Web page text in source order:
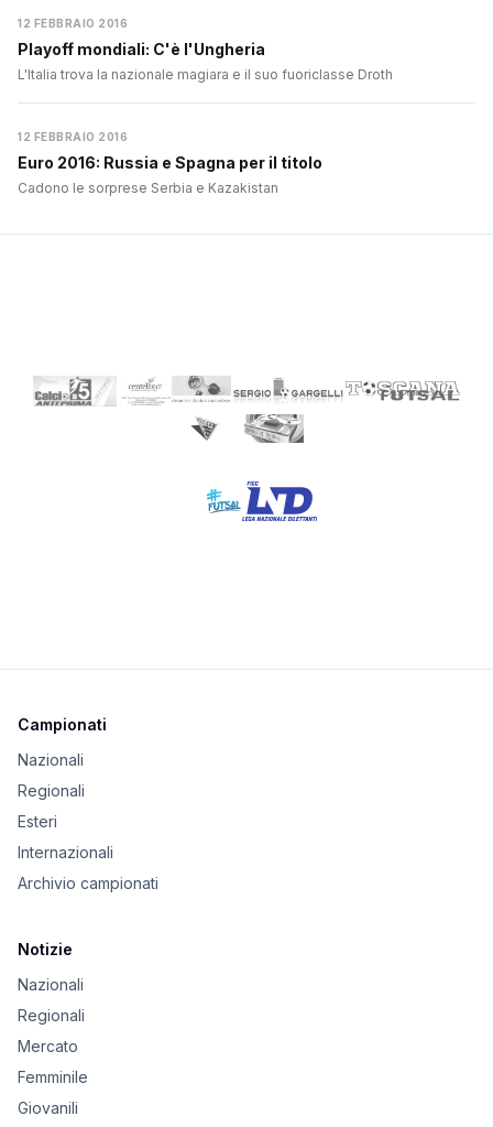
12 FEBBRAIO 2016
Playoff mondiali: C'è l'Ungheria
L'Italia trova la nazionale magiara e il suo fuoriclasse Droth
12 FEBBRAIO 2016
Euro 2016: Russia e Spagna per il titolo
Cadono le sorprese Serbia e Kazakistan
Campionati
Nazionali
Regionali
Esteri
Internazionali
Archivio campionati
Notizie
Nazionali
Regionali
Mercato
Femminile
Giovanili